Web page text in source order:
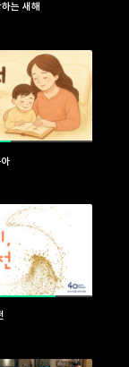
는 새해